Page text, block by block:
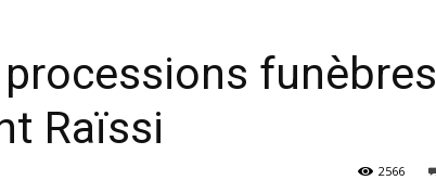
funèbres
Raïssi
2566